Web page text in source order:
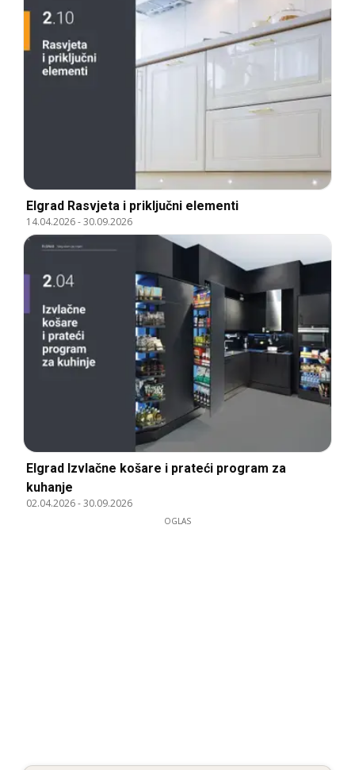
Elgrad Rasvjeta i priključni elementi
14.04.2026-30.09.2026
Elgrad Izvlačne košare i prateći program za
kuhanje
02.04.2026-30.09.2026
OGLAS